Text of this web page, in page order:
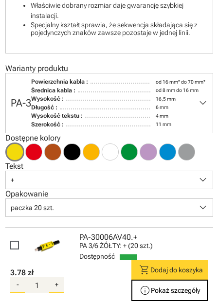
Właściwie dobrany rozmiar daje gwarancję szybkiej
instalacji.
Specjalny kształt sprawia, że sekwencja składająca się z
pojedynczych znaków zawsze pozostaje w jednej linii.
Warianty produktu
PA-3
Powierzchnia kabla : od 16 mm² do 70 mm²
Średnica kabla : od 8 mm do 16 mm
Wysokość : 16,5 mm
Długość : 6 mm
Wysokość tekstu : 4 mm
Szerokość : 11 mm
keyboard_arrow_down
Dostępne kolory
Tekst
+ keyboard_arrow_down
Opakowanie
paczka 20 szt. keyboard_arrow_down
PA-30006AV40.+
PA 3/6 ŻÓŁTY: + (20 szt.)
Dostępność
3.78 zł
- +
shopping_cart Dodaj do koszyka
info Pokaż szczegóły